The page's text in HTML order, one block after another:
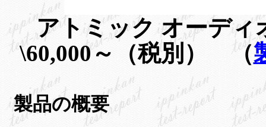
アトミック オーデ
\60,000～（税別） （
製品の概要